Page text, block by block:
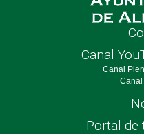
Canal
Canal
Canal
Portal de